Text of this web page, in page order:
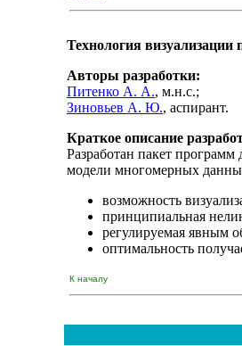
Технология
Авторы разработки:
Питенко А. А., м.н.с.;
Зиновьев А. Ю., аспирант.
Краткое описание
Разработан пакет
модели многомерных
возможность
принципиальная
регулируемая явным
оптимальность
К началу